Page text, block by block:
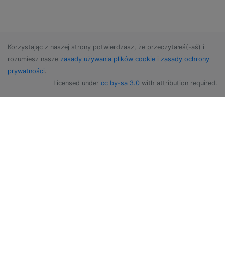
Korzystając z naszej strony potwierdzasz, że przeczytałeś(-aś) i
rozumiesz nasze zasady używania plików cookie i zasady ochrony
prywatności.
Licensed under cc by-sa 3.0 with attribution required.